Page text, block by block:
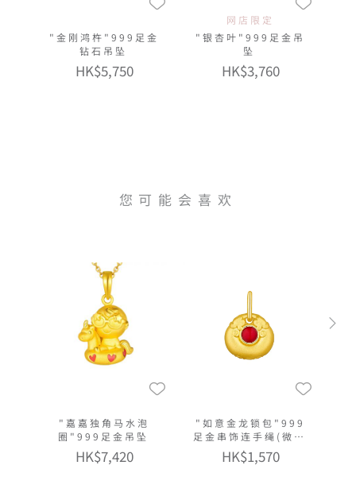
"金刚鸿杵"999足金
钻石吊坠
HK$5,750
网店限定
"银杏叶"999足金吊
坠
HK$3,760
您可能会喜欢
"嘉嘉独角马水泡
圈"999足金吊坠
HK$7,420
"如意金龙锁包"999
足金串饰连手绳(微硬
金工艺)
HK$1,570